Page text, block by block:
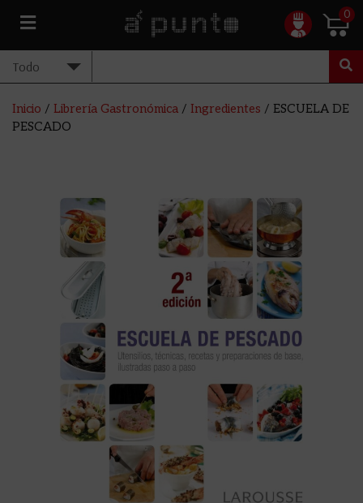
0
Inicio / Librería Gastronómica / Ingredientes / ESCUELA DE
PESCADO